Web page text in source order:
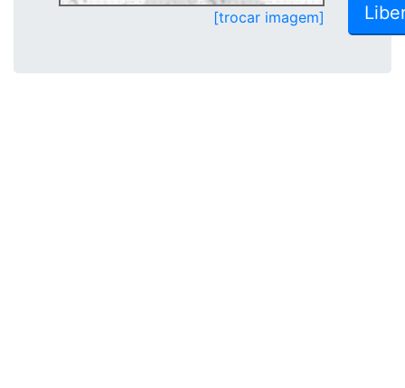
[trocar imagem]